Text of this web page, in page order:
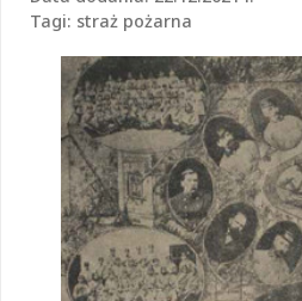
Tagi: straż pożarna